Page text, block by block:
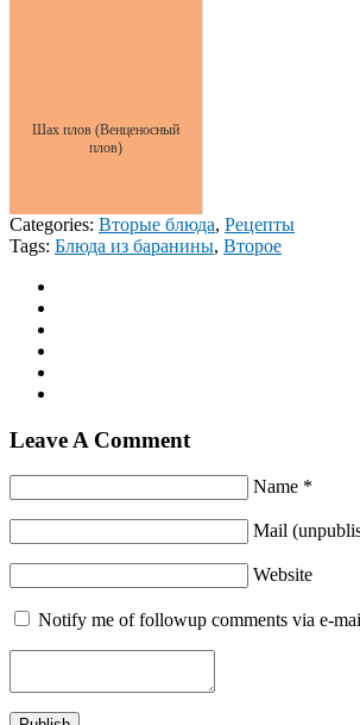
Шах плов (Венценосный
плов)
Categories: Вторые блюда, Рецепты
Tags: Блюда из баранины, Второе
Leave A Comment
Name *
Mail
Website
Notify me of followup comments via e-